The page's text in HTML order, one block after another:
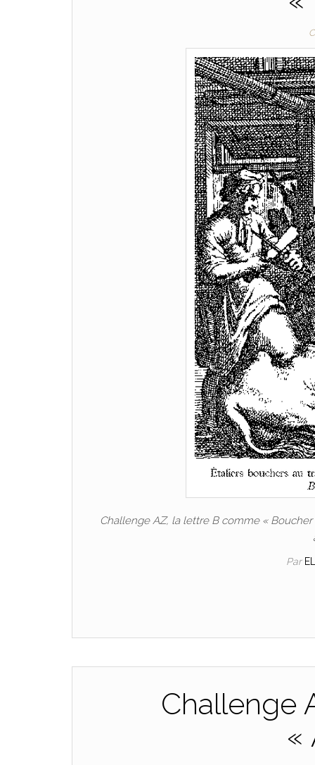
Challenge AZ, la lettre B comme «
Par
Challenge
«